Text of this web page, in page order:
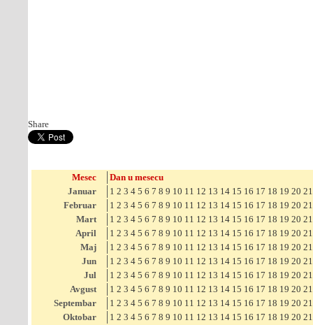
Share
Mesec
Dan u mesecu
Januar
1 2 3 4 5 6 7 8 9 10 11 12 13 14 15 16 17 18 19 20 21
Februar
1 2 3 4 5 6 7 8 9 10 11 12 13 14 15 16 17 18 19 20 21
Mart
1 2 3 4 5 6 7 8 9 10 11 12 13 14 15 16 17 18 19 20 21
April
1 2 3 4 5 6 7 8 9 10 11 12 13 14 15 16 17 18 19 20 21
Maj
1 2 3 4 5 6 7 8 9 10 11 12 13 14 15 16 17 18 19 20 21
Jun
1 2 3 4 5 6 7 8 9 10 11 12 13 14 15 16 17 18 19 20 21
Jul
1 2 3 4 5 6 7 8 9 10 11 12 13 14 15 16 17 18 19 20 21
Avgust
1 2 3 4 5 6 7 8 9 10 11 12 13 14 15 16 17 18 19 20 21
Septembar
1 2 3 4 5 6 7 8 9 10 11 12 13 14 15 16 17 18 19 20 21
Oktobar
1 2 3 4 5 6 7 8 9 10 11 12 13 14 15 16 17 18 19 20 21